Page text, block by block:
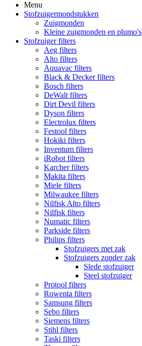
Menu
Stofzuigermondstukken
Zuigmonden
Kleine zuigmonden en plumo's
Stofzuiger filters
Aeg filters
Alto filters​
Aquavac filters
Black & Decker filters
Bosch filters
DeWalt filters
Dirt Devil filters
Dyson filters
Electrolux filters
Festool filters
Hokiki filters
Inventum filters
iRobot filters
Karcher filters
Makita filters
Miele filters
Milwaukee filters
Nilfisk Alto filters
Nilfisk filters
Numatic filters
Parkside filters
Philips filters
Stofzuigers met zak
Stofzuigers zonder zak
Slede stofzuiger
Steel stofzuiger
Protool filters
Rowenta filters
Samsung filters
Sebo filters
Siemens filters
Stihl filters
Taski filters